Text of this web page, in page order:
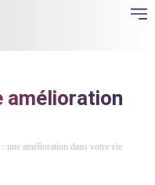
amélioration
: une amélioration dans votre vie